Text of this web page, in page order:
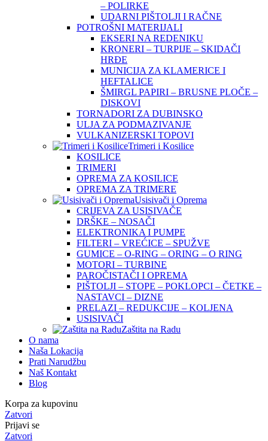
– POLIRKE
UDARNI PIŠTOLJI I RAČNE
POTROŠNI MATERIJALI
EKSERI NA REDENIKU
KRONERI – TURPIJE – SKIDAČI
HRĐE
MUNICIJA ZA KLAMERICE I
HEFTALICE
ŠMIRGL PAPIRI – BRUSNE PLOČE –
DISKOVI
TORNADORI ZA DUBINSKO
ULJA ZA PODMAZIVANJE
VULKANIZERSKI TOPOVI
Trimeri i Kosilice
KOSILICE
TRIMERI
OPREMA ZA KOSILICE
OPREMA ZA TRIMERE
Usisivači i Oprema
CRIJEVA ZA USISIVAČE
DRŠKE – NOSAČI
ELEKTRONIKA I PUMPE
FILTERI – VREĆICE – SPUŽVE
GUMICE – O-RING – ORING – O RING
MOTORI – TURBINE
PAROČISTAČI I OPREMA
PIŠTOLJI – STOPE – POKLOPCI – ČETKE –
NASTAVCI – DIZNE
PRELAZI – REDUKCIJE – KOLJENA
USISIVAČI
Zaštita na Radu
O nama
Naša Lokacija
Prati Narudžbu
Naš Kontakt
Blog
Korpa za kupovinu
Zatvori
Prijavi se
Zatvori